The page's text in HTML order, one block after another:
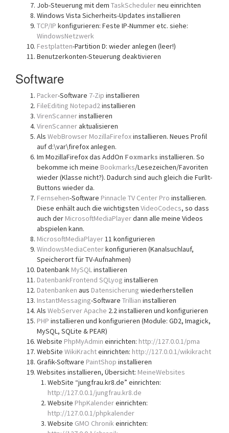
Job-Steuerung mit dem TaskSchedulerneu einrichten
Windows Vista Sicherheits-Updates installieren
TCP/IP konfigurieren: Feste IP-Nummer etc. siehe:
WindowsNetzwerk
Festplatten-Partition D: wieder anlegen (leer!)
Benutzerkonten-Steuerung deaktivieren
Software
Packer-Software 7-Zip installieren
FileEditing Notepad2installieren
VirenScannerinstallieren
VirenScanneraktualisieren
Als WebBrowser MozillaFirefoxinstallieren. Neues Profil
auf d:\var\firefox anlegen.
Im MozillaFirefox das AddOn Foxmarks installieren. So
bekomme ich meine Bookmarks/Lesezeichen/Favoriten
wieder (Klasse nicht?). Dadurch sind auch gleich die FurlIt-
Buttons wieder da.
Fernsehen-Software Pinnacle TV Center Pro installieren.
Diese enhält auch die wichtigsten VideoCodecs, so dass
auch der MicrosoftMediaPlayerdann alle meine Videos
abspielen kann.
MicrosoftMediaPlayer11 konfigurieren
WindowsMediaCenterkonfigurieren (Kanalsuchlauf,
Speicherort für TV-Aufnahmen)
Datenbank MySQLinstallieren
DatenbankFrontend SQLyog installieren
Datenbanken aus Datensicherung wiederherstellen
InstantMessaging-Software Trillian installieren
Als WebServerApache 2.2 installieren und konfigurieren
PHP installieren und konfigurieren (Module: GD2, Imagick,
MySQL, SQLite & PEAR)
Website PhpMyAdmin einrichten: http://127.0.0.1/pma
WebSite WikiKrachteinrichten: http://127.0.0.1/wikikracht
Grafik-Software PaintShop installieren
Websites installieren, Übersicht: MeineWebsites
WebSite “jungfrau.kr8.de” einrichten:
http://127.0.0.1/jungfrau.kr8.de
Website PhpKalendereinrichten:
http://127.0.0.1/phpkalender
Website GMO Chronikeinrichten: